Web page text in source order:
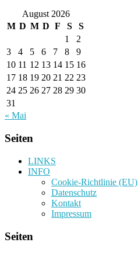
August 2026
M D M D F S
S
1
2
3
4 5 6 7 8
9
10 11 12 13 14 15 16
17 18 19 20 21 22 23
24 25 26 27 28 29 30
31
« Mai
Seiten
LINKS
INFO
Cookie-Richtlinie (EU)
Datenschutz
Kontakt
Impressum
Seiten